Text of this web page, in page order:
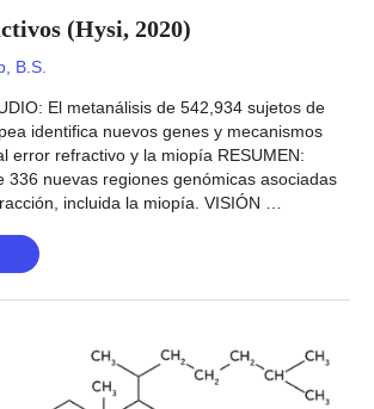
(Hysi, 2020)
B.S.
El metanálisis de 542,934 sujetos de
identifica nuevos genes y mecanismos
error refractivo y la miopía RESUMEN:
336 nuevas regiones genómicas asociadas
incluida la miopía. VISIÓN …